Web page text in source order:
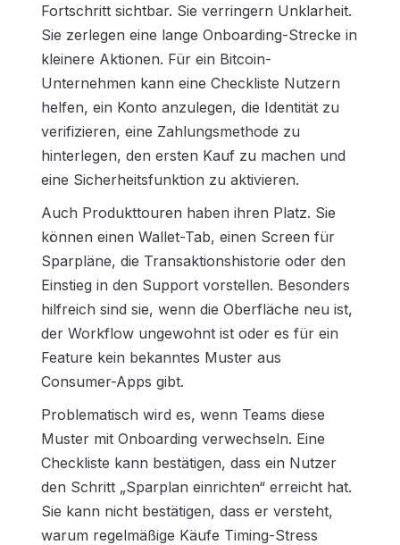
Fortschritt sichtbar. Sie verringern Unklarheit.
Sie zerlegen eine lange Onboarding-Strecke in
kleinere Aktionen. Für ein Bitcoin-
Unternehmen kann eine Checkliste Nutzern
helfen, ein Konto anzulegen, die Identität zu
verifizieren, eine Zahlungsmethode zu
hinterlegen, den ersten Kauf zu machen und
eine Sicherheitsfunktion zu aktivieren.
Auch Produkttouren haben ihren Platz. Sie
können einen Wallet-Tab, einen Screen für
Sparpläne, die Transaktionshistorie oder den
Einstieg in den Support vorstellen. Besonders
hilfreich sind sie, wenn die Oberfläche neu ist,
der Workflow ungewohnt ist oder es für ein
Feature kein bekanntes Muster aus
Consumer-Apps gibt.
Problematisch wird es, wenn Teams diese
Muster mit Onboarding verwechseln. Eine
Checkliste kann bestätigen, dass ein Nutzer
den Schritt „Sparplan einrichten“ erreicht hat.
Sie kann nicht bestätigen, dass er versteht,
warum regelmäßige Käufe Timing-Stress